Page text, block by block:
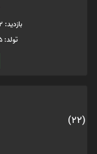
بازدید: 72 - کد متوفی: 5062866
تولد: 1345/01/25 فوت: 1365/06/10
(22)